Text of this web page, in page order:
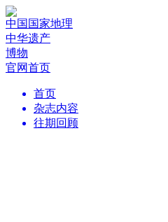
中国国家地理
中华遗产
博物
官网首页
首页
杂志内容
往期回顾